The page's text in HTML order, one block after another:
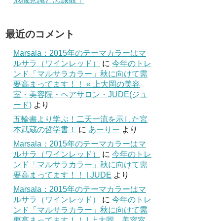
最近のコメント
Marsala：2015年のテーマカラーはマ
ルサラ（ワインレッド）
に 今年のトレ
ンド「マルサラカラー」秋に向けて需
要高まってます！！ « 上大岡の美容
室・美容院・ヘアサロン・JUDE(ジュ
ード) より
五輪書より学ぶ！二天一流を示した宮
本武蔵の哲学書！
に あーりー より
Marsala：2015年のテーマカラーはマ
ルサラ（ワインレッド）
に 今年のトレ
ンド「マルサラカラー」秋に向けて需
要高まってます！！ | JUDE より
Marsala：2015年のテーマカラーはマ
ルサラ（ワインレッド）
に 今年のトレ
ンド「マルサラカラー」秋に向けて需